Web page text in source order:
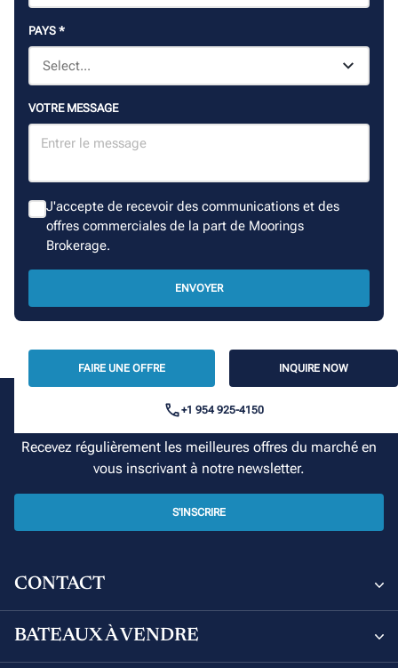
PAYS *
VOTRE MESSAGE
J'accepte de recevoir des communications et des
offres commerciales de la part de Moorings
Brokerage.
ENVOYER
FAIRE UNE OFFRE INQUIRE NOW
+1 954 925-4150
Votre croisière commence ici
Recevez régulièrement les meilleures offres du marché en
vous inscrivant à notre newsletter.
S'INSCRIRE
CONTACT
Sunsail and Moorings Brokerage
BATEAUX À VENDRE